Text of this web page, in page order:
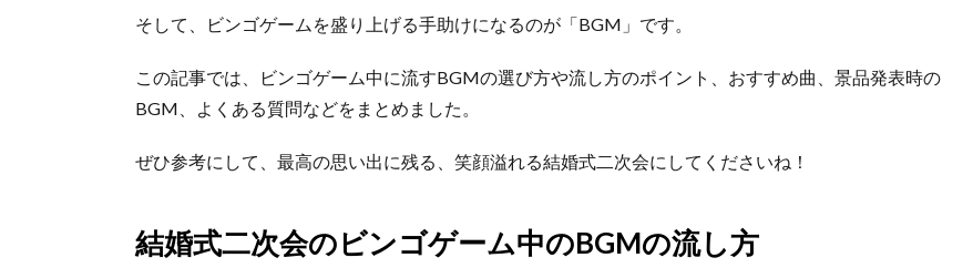
そして、ビンゴゲームを盛り上げる手助けになるのが「BGM」です。
この記事では、ビンゴゲーム中に流すBGMの選び方や流し方のポイント、おすすめ曲、景品発表時の
BGM、よくある質問などをまとめました。
ぜひ参考にして、最高の思い出に残る、笑顔溢れる結婚式二次会にしてくださいね！
結婚式二次会のビンゴゲーム中のBGMの流し方